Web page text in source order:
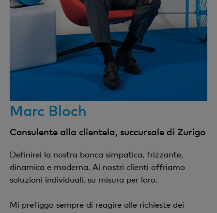
Marc Bloch
Consulente alla clientela, succursale di Zurigo
Definirei la nostra banca simpatica, frizzante,
dinamica e moderna. Ai nostri clienti offriamo
soluzioni individuali, su misura per loro.
Mi prefiggo sempre di reagire alle richieste dei